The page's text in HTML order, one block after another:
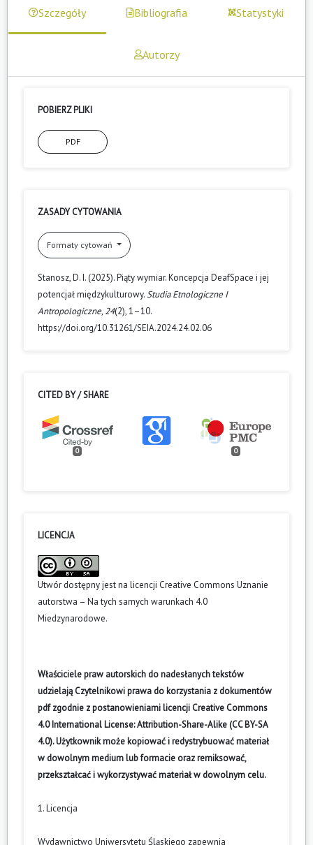
Szczegóły Bibliografia Statystyki
Autorzy
POBIERZ PLIKI
PDF
ZASADY CYTOWANIA
Formaty cytowań
Stanosz, D. I. (2025). Piąty wymiar. Koncepcja DeafSpace i jej
potencjał międzykulturowy.Studia Etnologiczne I
Antropologiczne, 24(2), 1–10.
https://doi.org/10.31261/SEIA.2024.24.02.06
CITED BY / SHARE
0 0
LICENCJA
Utwór dostępny jest na licencji Creative Commons Uznanie
autorstwa – Na tych samych warunkach 4.0
Miedzynarodowe.
Właściciele praw autorskich do nadesłanych tekstów
udzielają Czytelnikowi prawa do korzystania z dokumentów
pdf zgodnie z postanowieniami licencji Creative Commons
4.0 International License: Attribution-Share-Alike (CC BY-SA
4.0). Użytkownik może kopiować i redystrybuować materiał
w dowolnym medium lub formacie oraz remiksować,
przekształcać i wykorzystywać materiał w dowolnym celu.
1. Licencja
Wydawnictwo Uniwersytetu Śląskiego zapewnia